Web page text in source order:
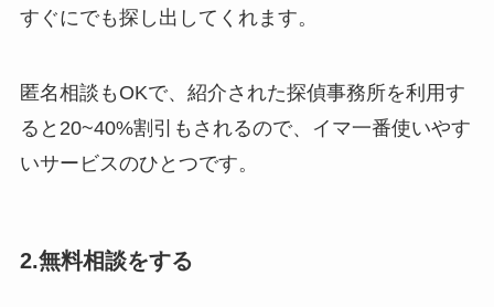
すぐにでも探し出してくれます。
匿名相談もOKで、紹介された探偵事務所を利用す
ると20~40%割引もされるので、イマ一番使いやす
いサービスのひとつです。
2.無料相談をする